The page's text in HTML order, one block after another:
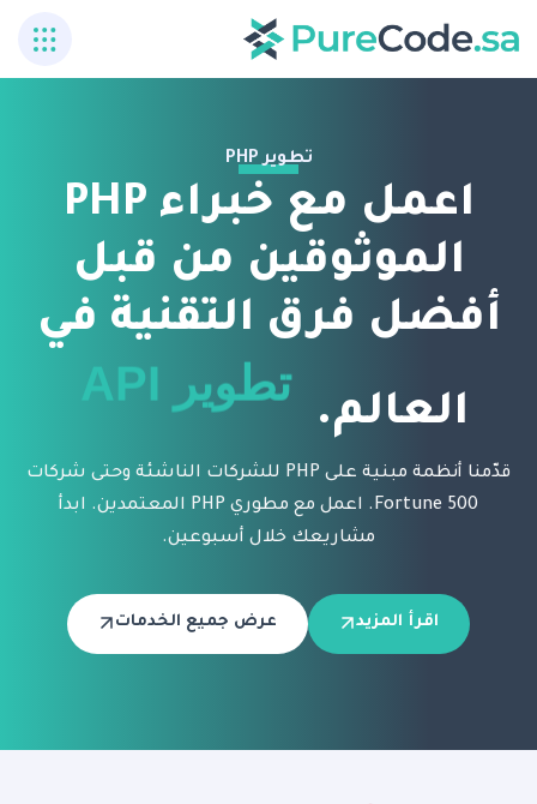
تطوير PHP
اعمل مع خبراء PHP
الموثوقين من قبل
أفضل فرق التقنية في
العالم.
تطوير API
ويب آمن
تطوير MVP
قدّمنا أنظمة مبنية على PHP للشركات الناشئة وحتى شركات
Fortune 500. اعمل مع مطوري PHP المعتمدين. ابدأ
مشاريعك خلال أسبوعين.
اقرأ المزيد عرض جميع الخدمات